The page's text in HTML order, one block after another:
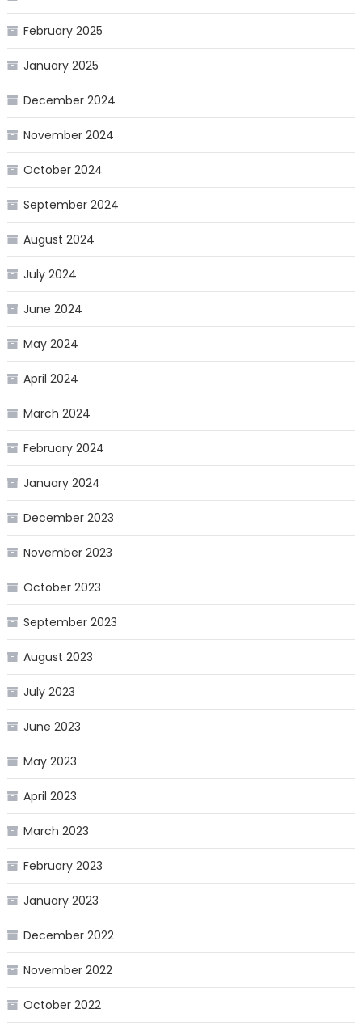
February 2025
January 2025
December 2024
November 2024
October 2024
September 2024
August 2024
July 2024
June 2024
May 2024
April 2024
March 2024
February 2024
January 2024
December 2023
November 2023
October 2023
September 2023
August 2023
July 2023
June 2023
May 2023
April 2023
March 2023
February 2023
January 2023
December 2022
November 2022
October 2022